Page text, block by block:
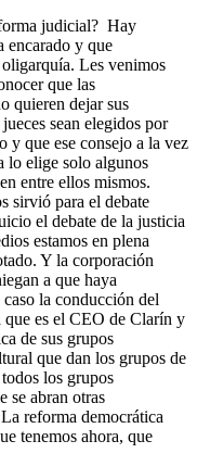
judicial? Hay
encarado y que
Les venimos
que las
quieren dejar sus
sean elegidos por
y que ese consejo a la vez
lo elige solo algunos
entre ellos mismos.
sirvió para el debate
el debate de la justicia
estamos en plena
Y la corporación
a que haya
la conducción del
que es el CEO de Clarín y
de sus grupos
que dan los grupos de
los grupos
se abran otras
reforma democrática
tenemos ahora, que